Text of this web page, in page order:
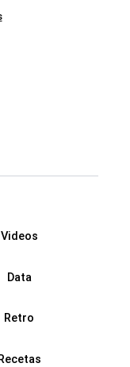
Videos
Data
Retro